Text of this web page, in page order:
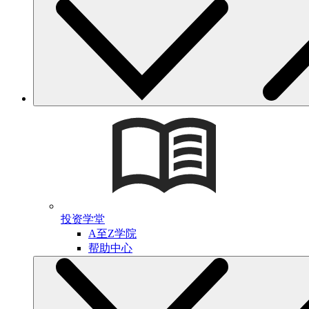
投资学堂
A至Z学院
帮助中心